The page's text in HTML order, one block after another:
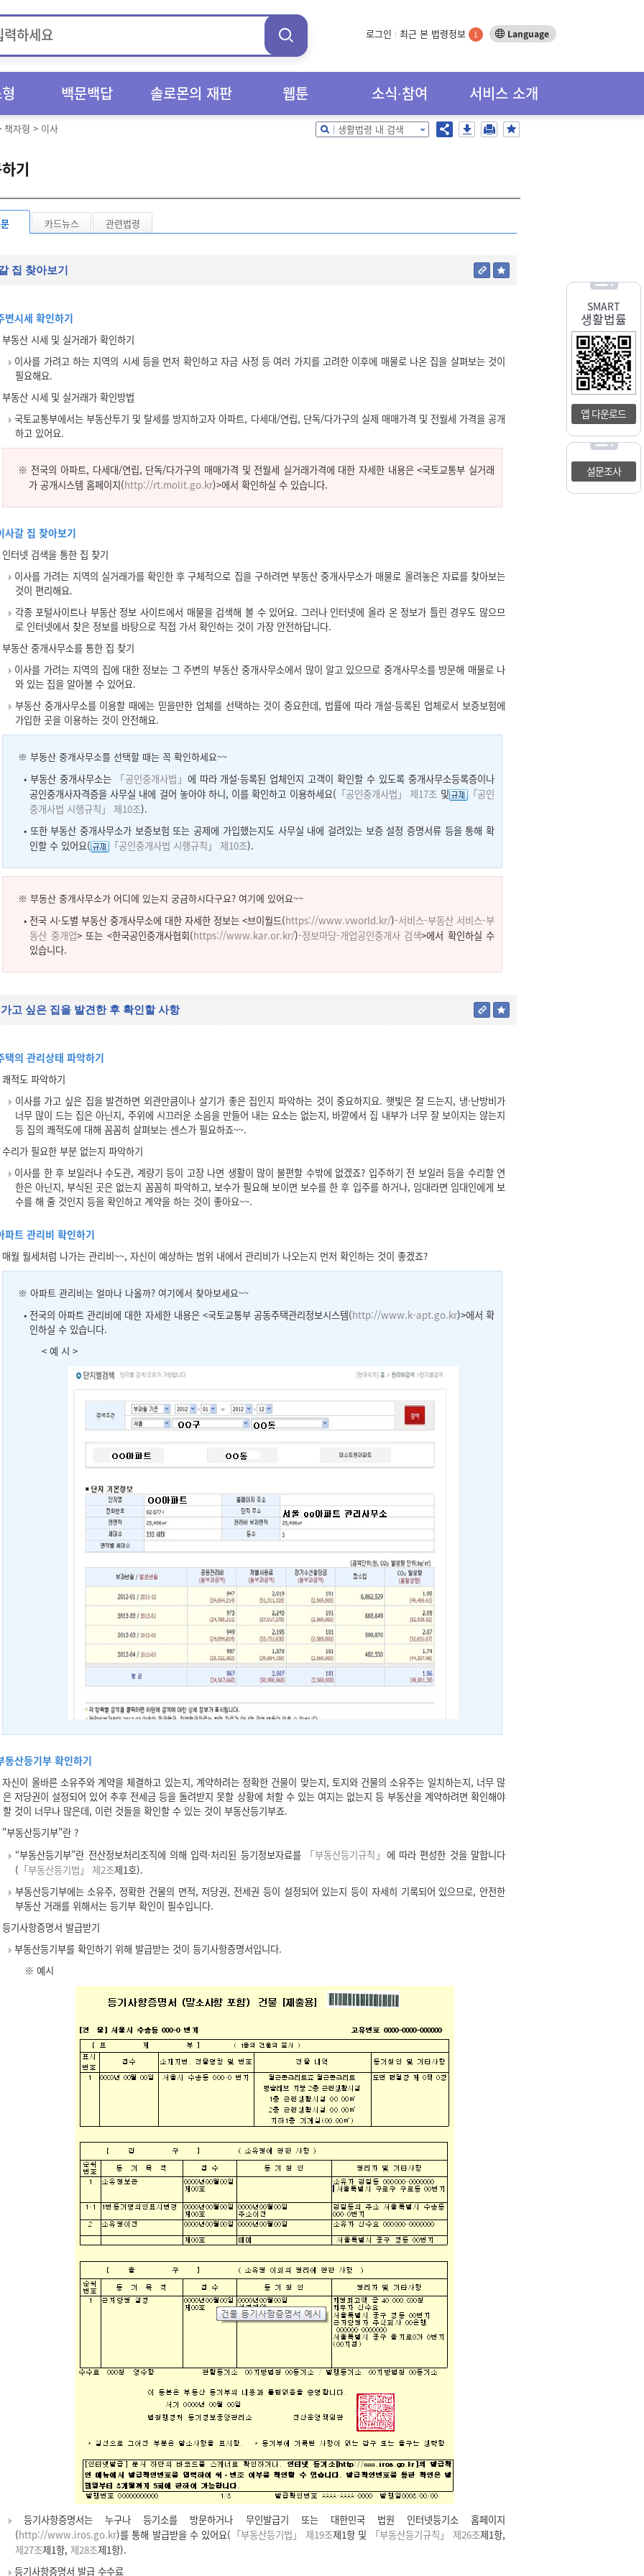
로그인 최근 본 법령정보 1 Language
백문백답 솔로몬의 재판 웹툰 소식∙참여 서비스 소개
SMART
생활법률
앱 다운로드
설문조사
책자형 > 이사 생활법령 내 검색
기
카드뉴스 관련법령
집 찾아보기
변시세 확인하기
부동산 시세 및 실거래가 확인하기
이사를 가려고 하는 지역의 시세 등을 먼저 확인하고 자금 사정 등 여러 가지를 고려한 이후에 매물로 나온 집을 살펴보는 것이
필요해요.
부동산 시세 및 실거래가 확인방법
국토교통부에서는 부동산투기 및 탈세를 방지하고자 아파트, 다세대/연립, 단독/다가구의 실제 매매가격 및 전월세 가격을 공개
하고 있어요.
※ 전국의 아파트, 다세대/연립, 단독/다가구의 매매가격 및 전월세 실거래가격에 대한 자세한 내용은 <국토교통부 실거래
가 공개시스템 홈페이지(http://rt.molit.go.kr)>에서 확인하실 수 있습니다.
사갈 집 찾아보기
인터넷 검색을 통한 집 찾기
이사를 가려는 지역의 실거래가를 확인한 후 구체적으로 집을 구하려면 부동산 중개사무소가 매물로 올려놓은 자료를 찾아보는
것이 편리해요.
각종 포털사이트나 부동산 정보 사이트에서 매물을 검색해 볼 수 있어요. 그러나 인터넷에 올라 온 정보가 틀린 경우도 많으므
로 인터넷에서 찾은 정보를 바탕으로 직접 가서 확인하는 것이 가장 안전하답니다.
부동산 중개사무소를 통한 집 찾기
이사를 가려는 지역의 집에 대한 정보는 그 주변의 부동산 중개사무소에서 많이 알고 있으므로 중개사무소를 방문해 매물로 나
와 있는 집을 알아볼 수 있어요.
부동산 중개사무소를 이용할 때에는 믿을만한 업체를 선택하는 것이 중요한데, 법률에 따라 개설·등록된 업체로서 보증보험에
가입한 곳을 이용하는 것이 안전해요.
※ 부동산 중개사무소를 선택할 때는 꼭 확인하세요~~
• 부동산 중개사무소는 「공인중개사법」 에 따라 개설·등록된 업체인지 고객이 확인할 수 있도록 중개사무소등록증이나
공인중개사자격증을 사무실 내에 걸어 놓아야 하니, 이를 확인하고 이용하세요( 「공인중개사법」 제17조 및
「공인
중개사법 시행규칙」 제10조).
• 또한 부동산 중개사무소가 보증보험 또는 공제에 가입했는지도 사무실 내에 걸려있는 보증 설정 증명서류 등을 통해 확
인할 수 있어요(
「공인중개사법 시행규칙」 제10조).
※ 부동산 중개사무소가 어디에 있는지 궁금하시다구요? 여기에 있어요~~
• 전국 시·도별 부동산 중개사무소에 대한 자세한 정보는 <브이월드(https://www.vworld.kr/)-서비스-부동산 서비스-부
동산 중개업> 또는 <한국공인중개사협회(https://www.kar.or.kr/)-정보마당-개업공인중개사 검색>에서 확인하실 수
있습니다.
고 싶은 집을 발견한 후 확인할 사항
택의 관리상태 파악하기
쾌적도 파악하기
이사를 가고 싶은 집을 발견하면 외관만큼이나 살기가 좋은 집인지 파악하는 것이 중요하지요. 햇빛은 잘 드는지, 냉·난방비가
너무 많이 드는 집은 아닌지, 주위에 시끄러운 소음을 만들어 내는 요소는 없는지, 바깥에서 집 내부가 너무 잘 보이지는 않는지
등 집의 쾌적도에 대해 꼼꼼히 살펴보는 센스가 필요하죠~~.
수리가 필요한 부분 없는지 파악하기
이사를 한 후 보일러나 수도관, 계량기 등이 고장 나면 생활이 많이 불편할 수밖에 없겠죠? 입주하기 전 보일러 등을 수리할 연
한은 아닌지, 부식된 곳은 없는지 꼼꼼히 파악하고, 보수가 필요해 보이면 보수를 한 후 입주를 하거나, 임대라면 임대인에게 보
수를 해 줄 것인지 등을 확인하고 계약을 하는 것이 좋아요~~.
파트 관리비 확인하기
매월 월세처럼 나가는 관리비~~, 자신이 예상하는 범위 내에서 관리비가 나오는지 먼저 확인하는 것이 좋겠죠?
※ 아파트 관리비는 얼마나 나올까? 여기에서 찾아보세요~~
• 전국의 아파트 관리비에 대한 자세한 내용은 <국토교통부 공동주택관리정보시스템(http://www.k-apt.go.kr)>에서 확
인하실 수 있습니다.
< 예 시 >
동산등기부 확인하기
자신이 올바른 소유주와 계약을 체결하고 있는지, 계약하려는 정확한 건물이 맞는지, 토지와 건물의 소유주는 일치하는지, 너무 많
은 저당권이 설정되어 있어 추후 전세금 등을 돌려받지 못할 상황에 처할 수 있는 여지는 없는지 등 부동산을 계약하려면 확인해야
할 것이 너무나 많은데, 이런 것들을 확인할 수 있는 것이 부동산등기부죠.
"부동산등기부"란 ?
“부동산등기부”란 전산정보처리조직에 의해 입력·처리된 등기정보자료를
「부동산등기규칙」 에 따라 편성한 것을 말합니다
( 「부동산등기법」 제2조제1호).
부동산등기부에는 소유주, 정확한 건물의 면적, 저당권, 전세권 등이 설정되어 있는지 등이 자세히 기록되어 있으므로, 안전한
부동산 거래를 위해서는 등기부 확인이 필수입니다.
등기사항증명서 발급받기
부동산등기부를 확인하기 위해 발급받는 것이 등기사항증명서입니다.
※ 예시
등기사항증명서는 누구나 등기소를 방문하거나 무인발급기 또는 대한민국 법원 인터넷등기소 홈페이지
(http://www.iros.go.kr)를 통해 발급받을 수 있어요( 「부동산등기법」 제19조제1항 및 「부동산등기규칙」 제26조제1항,
제27조제1항, 제28조제1항).
등기사항증명서 발급 수수료